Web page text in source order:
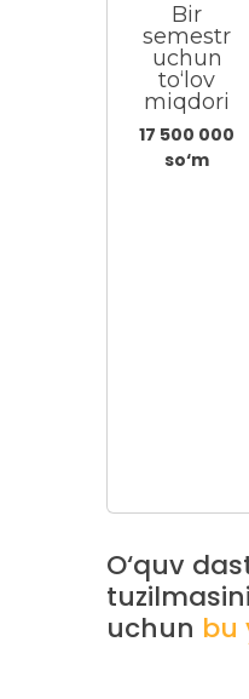
Bir
semestr
uchun
to‘lov
miqdori
17 500 000
so‘m
O‘quv
uchun bu